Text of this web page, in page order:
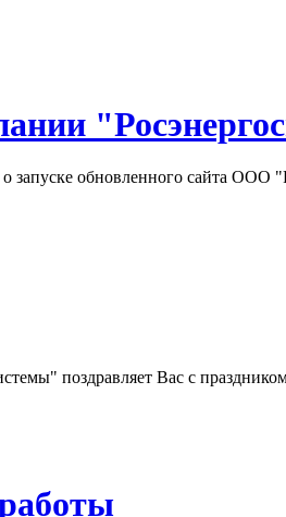
запуске обновленного сайта ООО
поздравляет Вас с